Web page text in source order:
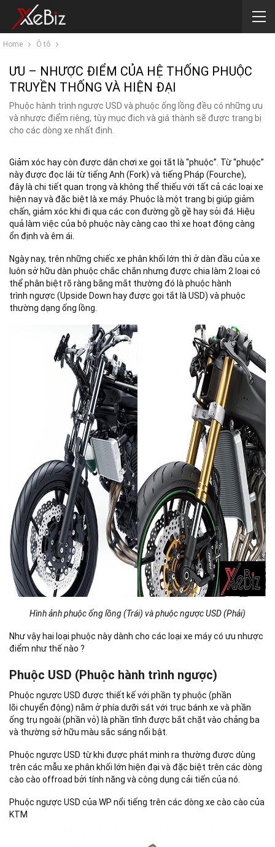
Home Ô tô
ƯU – NHƯỢC ĐIỂM CỦA HỆ THỐNG PHUỘC
TRUYỀN THỐNG VÀ HIỆN ĐẠI
Phuộc hành trình ngược USD và phuộc ống lồng đều có những ưu
và nhược điểm riêng, tùy mục đich và giá thành sẽ được trang bị
cho các dòng xe nhất định.
Giảm xóc hay còn được dân chơi xe gọi tắt là “phuộc”. Từ “phuộc”
này được đọc lái từ tiếng Anh (Fork) và tiếng Pháp (Fourche),
đây là chi tiết quan trọng và không thể thiếu với tất cả các loại xe
hiện nay và đặc biệt là xe máy. Phuộc là một trang bị giúp giảm
chấn, giảm xóc khi đi qua các con đường gồ gề hay sỏi đá. Hiệu
quả làm việc của bộ phuộc này càng cao thì xe hoạt động càng
ổn định và êm ái.
Ngày nay, trên những chiếc xe phân khối lớn thì ở dàn đầu của xe
luôn sở hữu dàn phuộc chắc chắn nhưng được chia làm 2 loại có
thể phân biệt rõ ràng bằng mắt thường đó là phuộc hành
trình ngược (Upside Down hay được gọi tắt là USD) và phuộc
thường dạng ống lồng.
Hình ảnh phuộc ống lồng (Trái) và phuộc ngược USD (Phải)
Như vậy hai loại phuộc này dành cho các loại xe máy có ưu nhược
điểm như thế nào ?
Phuộc USD (Phuộc hành trình ngược)
Phuộc ngược USD được thiết kế với phần ty phuộc (phần
lõi chuyển động) nằm ở phía dưỡi sát với trục bánh xe và phần
ống trụ ngoài (phần vỏ) là phần tĩnh được bắt chặt vào chảng ba
và thường sở hữu màu sắc sáng nổi bật.
Phuộc ngược USD từ khi được phát minh ra thường được dùng
trên các mẫu xe phân khối lớn hiện đại và đặc biệt trên các dòng
cào cào offroad bởi tính năng và công dụng cải tiến của nó.
Phuộc ngược USD của WP nổi tiếng trên các dòng xe cào cào của
KTM